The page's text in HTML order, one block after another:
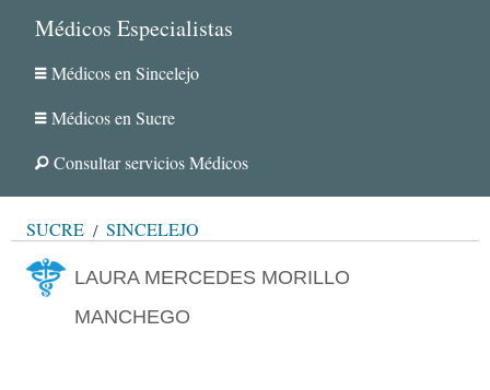
Médicos Especialistas
Médicos en Sincelejo
Médicos en Sucre
Consultar servicios Médicos
SUCRE SINCELEJO
LAURA MERCEDES MORILLO
MANCHEGO